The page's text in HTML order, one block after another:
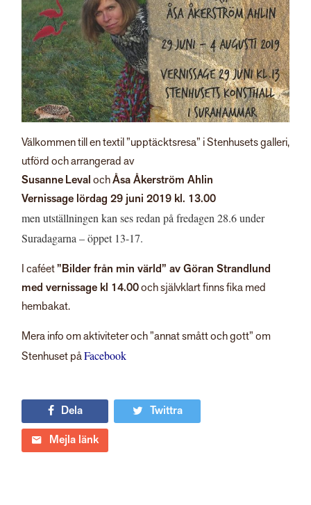
Välkommen till en textil ”upptäcktsresa” i Stenhusets galleri,
utförd och arrangerad av
SusanneLevalochÅsa Åkerström Ahlin
Vernissage lördag 29 juni 2019 kl. 13.00
men utställningen kan ses redan på fredagen 28.6 under
Suradagarna – öppet 13-17.
I caféet”Bilder från min värld” av Göran Strandlund
med vernissage kl 14.00och självklart finns fika med
hembakat.
Mera info om aktiviteter och ”annat smått och gott” om
Stenhuset påFacebook
Dela
Twittra
Mejla länk